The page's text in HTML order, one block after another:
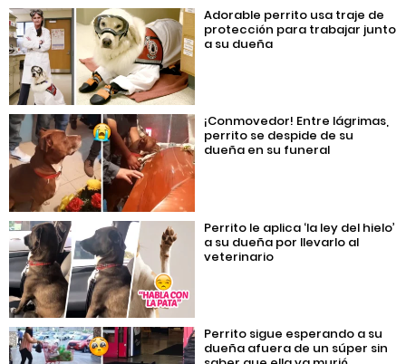
Adorable perrito usa traje de
protección para trabajar junto
a su dueña
¡Conmovedor! Entre lágrimas,
perrito se despide de su
dueña en su funeral
Perrito le aplica ‘la ley del hielo’
a su dueña por llevarlo al
veterinario
Perrito sigue esperando a su
dueña afuera de un súper sin